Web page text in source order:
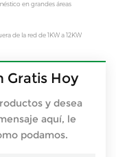
en grandes áreas
de la red de 1KW a 12KW
Gratis Hoy
y desea
aquí, le
podamos.